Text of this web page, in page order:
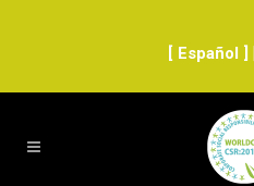
[ Español ]